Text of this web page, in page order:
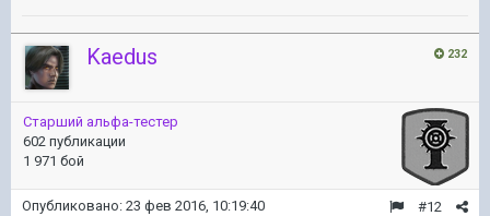
232
Kaedus
Старший альфа-тестер
602 публикации
1 971 бой
#12
Опубликовано: 23 фев 2016, 10:19:40